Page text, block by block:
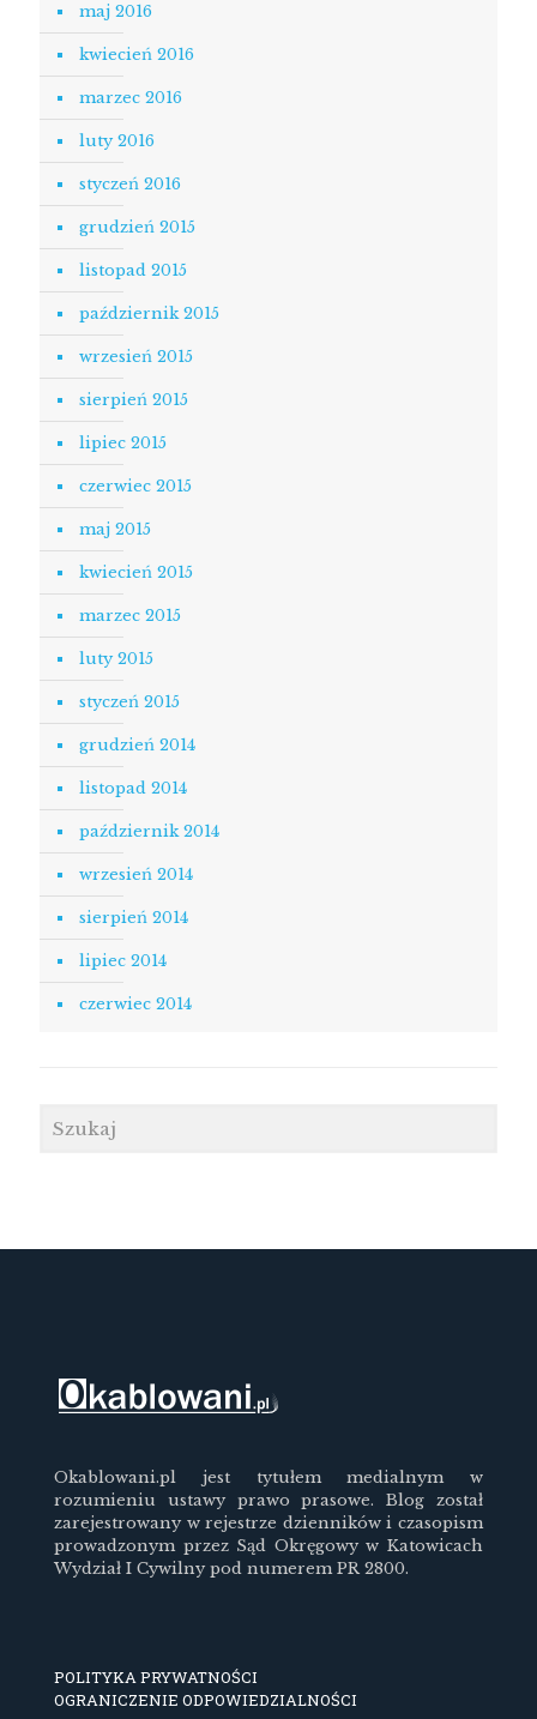
maj 2016
kwiecień 2016
marzec 2016
luty 2016
styczeń 2016
grudzień 2015
listopad 2015
październik 2015
wrzesień 2015
sierpień 2015
lipiec 2015
czerwiec 2015
maj 2015
kwiecień 2015
marzec 2015
luty 2015
styczeń 2015
grudzień 2014
listopad 2014
październik 2014
wrzesień 2014
sierpień 2014
lipiec 2014
czerwiec 2014
Okablowani.pl jest tytułem medialnym w
rozumieniu ustawy prawo prasowe. Blog został
zarejestrowany w rejestrze dzienników i czasopism
prowadzonym przez Sąd Okręgowy w Katowicach
Wydział I Cywilny pod numerem PR 2800.
POLITYKA PRYWATNOŚCI
OGRANICZENIE ODPOWIEDZIALNOŚCI